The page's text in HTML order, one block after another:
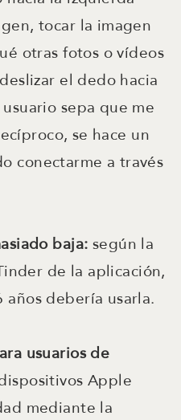
tocar la imagen
otras fotos o vídeos
el dedo hacia
sepa que me
se hace un
conectarme a través
baja: según la
de la aplicación,
debería usarla.
usuarios de
Apple
mediante la